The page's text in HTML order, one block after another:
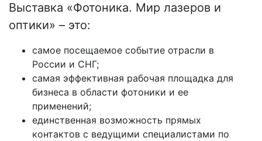
Выставка «Фотоника. Мир лазеров и
оптики» – это:
самое посещаемое событие отрасли в
России и СНГ;
самая эффективная рабочая площадка для
бизнеса в области фотоники и ее
применений;
единственная возможность прямых
контактов с ведущими специалистами по